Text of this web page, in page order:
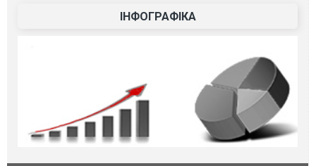
ІНФОГРАФІКА